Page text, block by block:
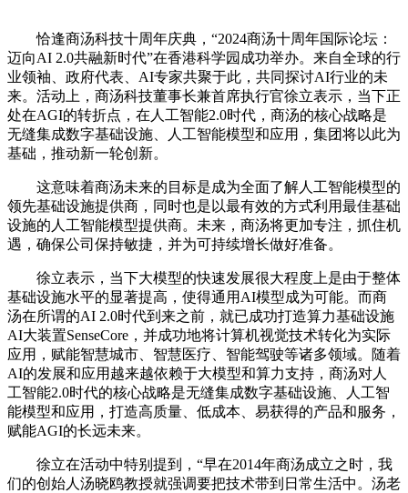
恰逢商汤科技十周年庆典，“2024商汤十周年国际论坛：
迈向AI 2.0共融新时代”在香港科学园成功举办。来自全球的行
业领袖、政府代表、AI专家共聚于此，共同探讨AI行业的未
来。活动上，商汤科技董事长兼首席执行官徐立表示，当下正
处在AGI的转折点，在人工智能2.0时代，商汤的核心战略是
无缝集成数字基础设施、人工智能模型和应用，集团将以此为
基础，推动新一轮创新。
这意味着商汤未来的目标是成为全面了解人工智能模型的
领先基础设施提供商，同时也是以最有效的方式利用最佳基础
设施的人工智能模型提供商。未来，商汤将更加专注，抓住机
遇，确保公司保持敏捷，并为可持续增长做好准备。
徐立表示，当下大模型的快速发展很大程度上是由于整体
基础设施水平的显著提高，使得通用AI模型成为可能。而商
汤在所谓的AI 2.0时代到来之前，就已成功打造算力基础设施
AI大装置SenseCore，并成功地将计算机视觉技术转化为实际
应用，赋能智慧城市、智慧医疗、智能驾驶等诸多领域。随着
AI的发展和应用越来越依赖于大模型和算力支持，商汤对人
工智能2.0时代的核心战略是无缝集成数字基础设施、人工智
能模型和应用，打造高质量、低成本、易获得的产品和服务，
赋能AGI的长远未来。
徐立在活动中特别提到，“早在2014年商汤成立之时，我
们的创始人汤晓鸥教授就强调要把技术带到日常生活中。汤老